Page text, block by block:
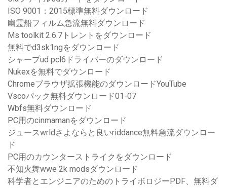
ISO 9001：2015標準無料ダウンロード
幽霊船フィルム急流無料ダウンロード
Ms toolkit 2.6.7トレントをダウンロード
無料でd3sk1ngをダウンロード
シャープud pcl6ドライバーのダウンロード
Nukexを無料でダウンロード
Chromeブラウザ拡張機能のダウンロードYouTube
Vscoパック無料ダウンロード01-07
Wbfs無料ダウンロード
PC用のcinmamanをダウンロード
ジュースwrldさよならと良いriddance無料急流ダウンロー
ド
PC用のカウンターストライクをダウンロード
不知火舞wwe 2k modsダウンロード
科学者とエンジニアのためのトライボロジーPDF、無料ダ